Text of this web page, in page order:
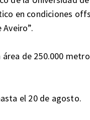
en condiciones
de 250.000
el 20 de agosto.